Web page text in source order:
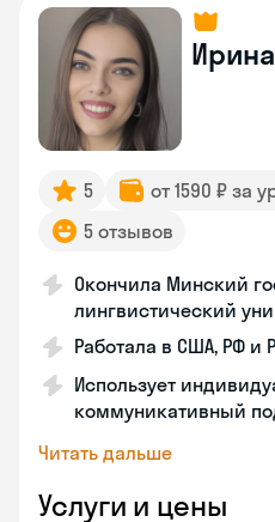
Ирина
5 от 1590 ₽ за
5 отзывов
Окончила Минский
лингвистический
Работала в США, РФ и
Использует
коммуникативный
Читать дальше
Услуги и цены